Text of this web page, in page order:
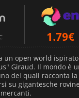
1.79€
un open world
Giraud. Il mondo è
dei quali racconta
su gigantesche